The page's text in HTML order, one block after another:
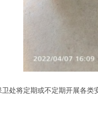
处将定期或不定期开展各